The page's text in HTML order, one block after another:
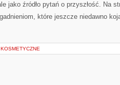
jako źródło pytań o przyszłość. Na
które jeszcze niedawno